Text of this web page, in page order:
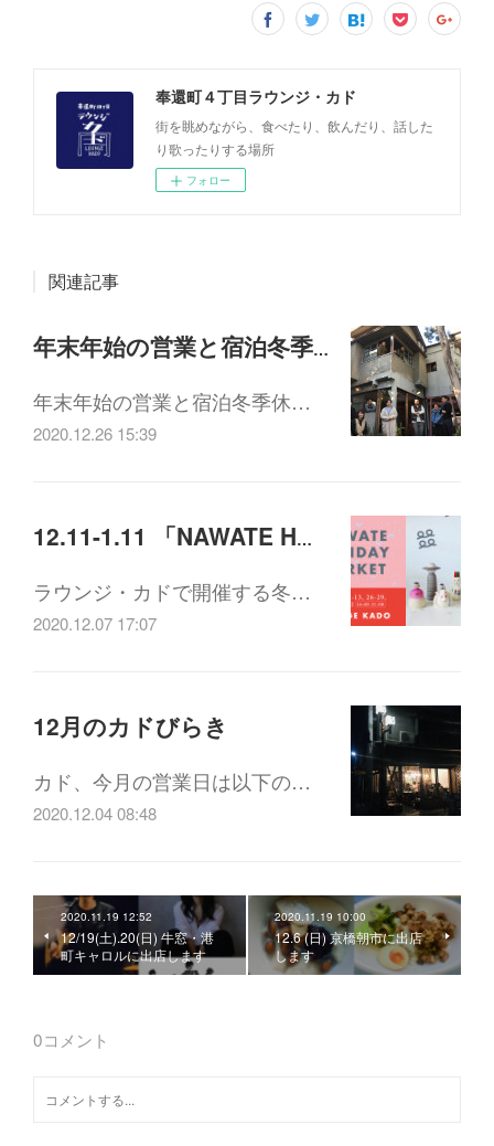
奉還町４丁目ラウンジ・カド
街を眺めながら、食べたり、飲んだり、話した
り歌ったりする場所
フォロー
関連記事
年末年始の営業と宿泊冬季休業のお知らせ
年末年始の営業と宿泊冬季休…
2020.12.26 15:39
12.11-1.11 「NAWATE HOLIDAY MARKET」
ラウンジ・カドで開催する冬…
2020.12.07 17:07
12月のカドびらき
カド、今月の営業日は以下の…
2020.12.04 08:48
2020.11.19 12:52
12/19(土).20(日) 牛窓・港
町キャロルに出店します
2020.11.19 10:00
12.6 (日) 京橋朝市に出店
します
0コメント